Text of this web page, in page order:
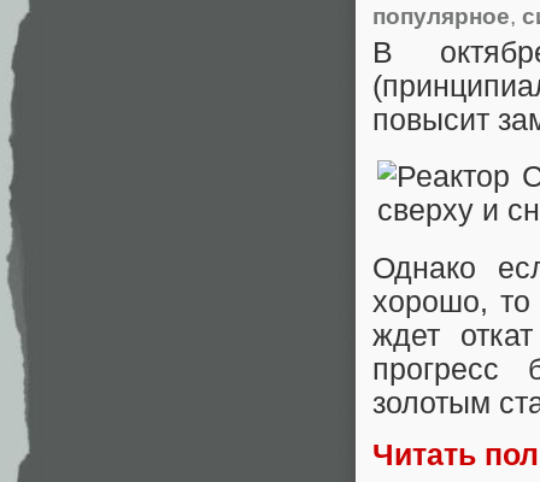
популярное,
В
повысит
Однако
хорошо, то
ждет
прогресс
золотым
Читать